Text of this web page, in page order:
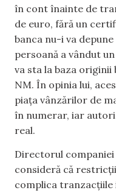
în cont înainte de
de euro, fără un
banca nu-i va
persoană a vândut
va sta la baza
NM. În opinia lui,
piața vânzărilor de
în numerar, iar
real.
Directorul companiei
consideră că
complica tranzacțiile